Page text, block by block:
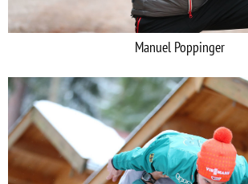
Manuel Poppinger